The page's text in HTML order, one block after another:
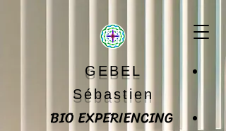
GEBEL
Sébastien
BIO EXPERIENCING